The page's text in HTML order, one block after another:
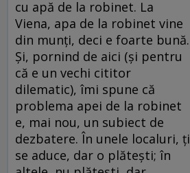
cu apă de la robinet. La
Viena, apa de la robinet vine
din munţi, deci e foarte bună.
Şi, pornind de aici (şi pentru
că e un vechi cititor
dilematic), îmi spune că
problema apei de la robinet
e, mai nou, un subiect de
dezbatere. În unele localuri, ţi
se aduce, dar o plăteşti; în